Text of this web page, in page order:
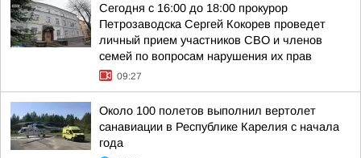
Сегодня с 16:00 до 18:00 прокурор
Петрозаводска Сергей Кокорев проведет
личный прием участников СВО и членов
семей по вопросам нарушения их прав
09:27
Около 100 полетов выполнил вертолет
санавиации в Республике Карелия с начала
года